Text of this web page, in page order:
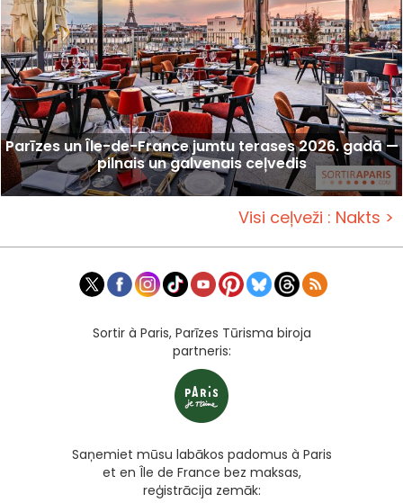
Parīzes un Île-de-France jumtu terases 2026. gadā —
pilnais un galvenais ceļvedis
Visi ceļveži : Nakts >
Sortir à Paris, Parīzes Tūrisma biroja
partneris:
Saņemiet mūsu labākos padomus à Paris
et en Île de France bez maksas,
reģistrācija zemāk: